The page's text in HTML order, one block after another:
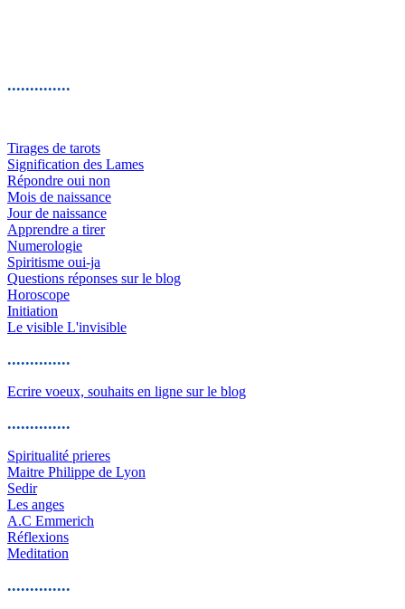
..............
Tirages de tarots
Signification des Lames
Répondre oui non
Mois de naissance
Jour de naissance
Apprendre a tirer
Numerologie
Spiritisme oui-ja
Questions réponses sur le blog
Horoscope
Initiation
Le visible L'invisible
..............
Ecrire voeux, souhaits en ligne sur le blog
..............
Spiritualité prieres
Maitre Philippe de Lyon
Sedir
Les anges
A.C Emmerich
Réflexions
Meditation
..............